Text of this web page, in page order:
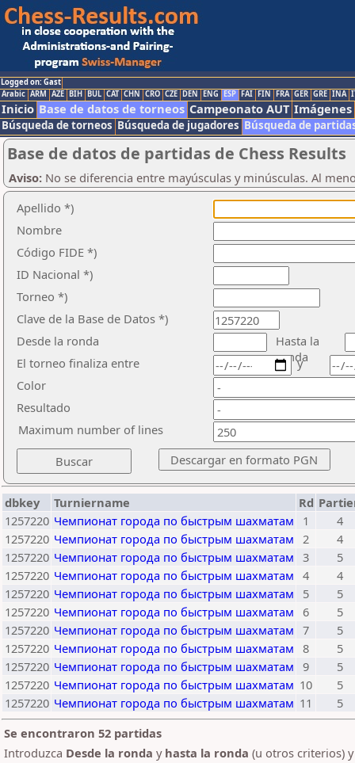
Logged on: Gast
Arabic ARM AZE BIH BUL CAT CHN CRO CZE DEN ENG ESP FAI FIN FRA GER GRE INA
Inicio Base de datos de torneos Campeonato AUT Imágenes
Búsqueda de torneos Búsqueda de jugadores Búsqueda de
Base de datos de partidas de Chess Results
Aviso: No se diferencia entre mayúsculas y minúsculas. Al
Apellido *)
Nombre
Código FIDE *)
ID Nacional *)
Torneo *)
Clave de la Base de Datos *)
Desde la ronda
Hasta la
ronda
El torneo finaliza entre
Color
Resultado
y
Maximum number of lines
dbkey Turniername Rd
1257220 Чемпионат города по быстрым шахматам 1
4
1257220 Чемпионат города по быстрым шахматам 2
4
1257220 Чемпионат города по быстрым шахматам 3
5
1257220 Чемпионат города по быстрым шахматам 4
4
1257220 Чемпионат города по быстрым шахматам 5
5
1257220 Чемпионат города по быстрым шахматам 6
5
1257220 Чемпионат города по быстрым шахматам 7
5
1257220 Чемпионат города по быстрым шахматам 8
5
1257220 Чемпионат города по быстрым шахматам 9
5
1257220 Чемпионат города по быстрым шахматам 10
5
1257220 Чемпионат города по быстрым шахматам 11
5
Se encontraron 52 partidas
Introduzca Desde la ronda y hasta la ronda (u otros criterios)